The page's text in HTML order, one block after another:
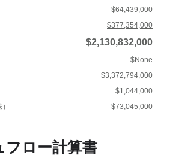
$64,439,000
$377,354,000
$2,130,832,000
$None
$3,372,794,000
$1,044,000
$73,045,000
フロー計算書